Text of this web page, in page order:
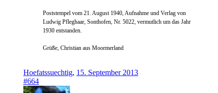
Poststempel vom 21. August 1940, Aufnahme und Verlag von
Ludwig Pfleghaar, Sonthofen, Nr. 5022, vermutlich um das Jahr
1930 entstanden.
Grüße, Christian aus Moormerland
Hoefatssuechtig, 15. September 2013
#664